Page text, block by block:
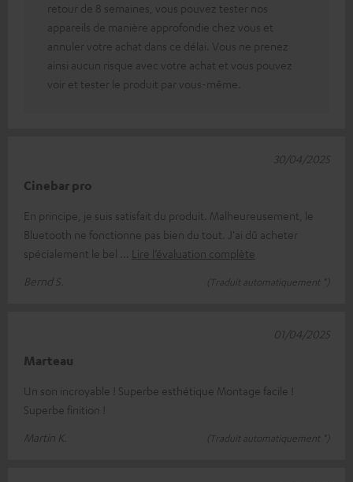
retour de 8 semaines, vous pouvez tester nos
appareils de manière approfondie chez vous et
annuler votre achat dans ce délai. Vous ne prenez
ainsi aucun risque avec votre achat et vous pouvez
voir et tester le produit par vous-même.
Cinebar pro
En principe, je suis satisfait du produit. Malheureusement, le
Bluetooth ne fonctionne pas bien du tout. J'ai dû acheter
spécialement le bel
Lire l’évaluation complète
Bernd S.
(Traduit automatiquement *)
30/04/2025
Marteau
Un son incroyable ! Superbe esthétique Montage facile !
Superbe finition !
Martin K.
(Traduit automatiquement *)
01/04/2025